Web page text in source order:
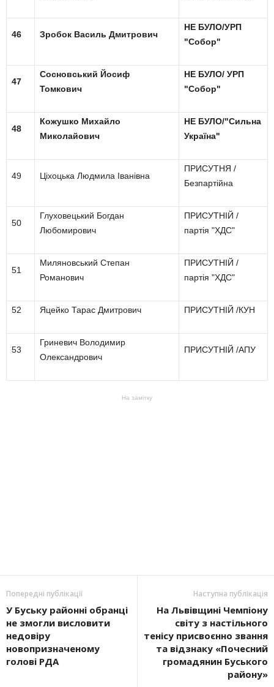
46 Зробок Василь Дмитрович
НЕ БУЛО/УРП
"Собор"
47
Сосновський Йосиф
Томкович
НЕ БУЛО/ УРП
"Собор"
48
Кожушко Михайло
Миколайович
НЕ БУЛО/"Сильна
Україна"
49 Ціхоцька Людмила Іванівна
ПРИСУТНЯ /
Безпартійна
50
Глуховецький Богдан
Любомирович
ПРИСУТНІЙ /
партія "ХДС"
51
Миляновський Степан
Романович
ПРИСУТНІЙ /
партія "ХДС"
52 Яцейко Тарас Дмитрович ПРИСУТНІЙ /КУН
53
Гриневич Володимир
Олександрович
ПРИСУТНІЙ /АПУ
На замітку
Попередні публікації
У Буську районні обранці
не змогли висловити
недовіру
новопризначеному
голові РДА
Наступна публікація
На Львівщині Чемпіону
світу з настільного
тенісу присвоєнно звання
та відзнаку «Почесний
громадянин Буського
району»